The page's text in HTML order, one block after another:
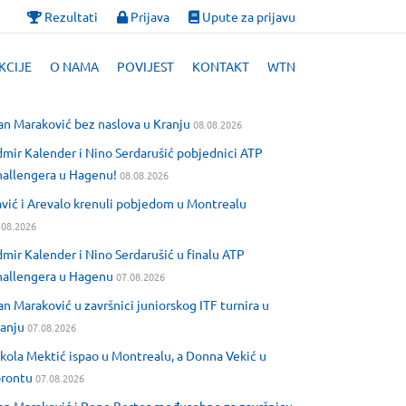
Rezultati Prijava Upute za prijavu
O NAMA POVIJEST KONTAKT WTN
Maraković bez naslova u Kranju 08.08.2026
Kalender i Nino Serdarušić pobjednici ATP
u Hagenu! 08.08.2026
i Arevalo krenuli pobjedom u Montrealu
Kalender i Nino Serdarušić u finalu ATP
u Hagenu 07.08.2026
Maraković u završnici juniorskog ITF turnira u
07.08.2026
Mektić ispao u Montrealu, a Donna Vekić u
07.08.2026